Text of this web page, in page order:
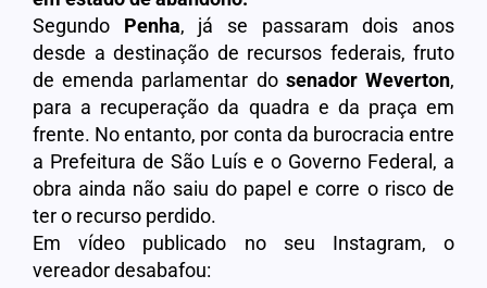
Segundo Penha, já se passaram dois anos
desde a destinação de recursos federais, fruto
de emenda parlamentar do senador Weverton,
para a recuperação da quadra e da praça em
frente. No entanto, por conta da burocracia entre
a Prefeitura de São Luís e o Governo Federal, a
obra ainda não saiu do papel e corre o risco de
ter o recurso perdido.
Em vídeo publicado no seu Instagram, o
vereador desabafou: